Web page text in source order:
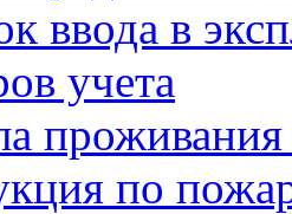
ввода в
учета
по